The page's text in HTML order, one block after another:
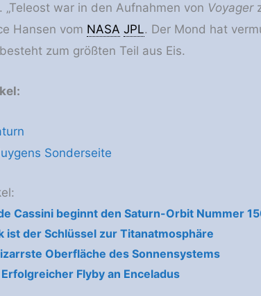
„Teleost war in den Aufnahmen von Voyager
Hansen vom NASA JPL. Der Mond hat
zum größten Teil aus Eis.
Sonderseite
Cassini beginnt den Saturn-Orbit Nummer
ist der Schlüssel zur Titanatmosphäre
Oberfläche des Sonnensystems
Erfolgreicher Flyby an Enceladus